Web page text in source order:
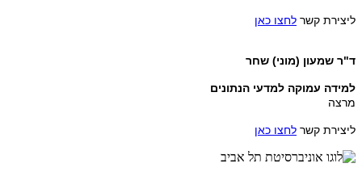
ליצירת קשר לחצו כאן
ד"ר שמעון (מוני) שחר
למידה עמוקה למדעי הנתונים
מרצה
ליצירת קשר לחצו כאן